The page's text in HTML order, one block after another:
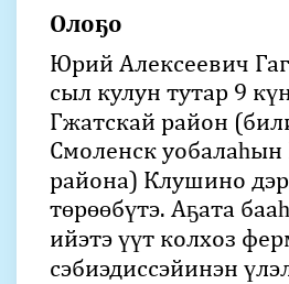
Олоҕо
Юрий Алексеевич
сыл кулун тутар 9
Гжатскай район
Смоленск уобалаһын
района) Клушино
төрөөбүтэ. Аҕата
ийэтэ үүт колхоз
сэбиэдиссэйинэн